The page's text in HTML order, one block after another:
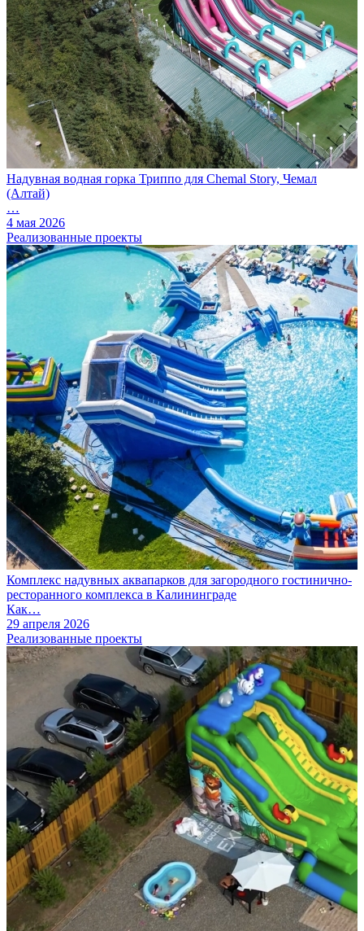
Надувная водная горка Триппо для Chemal Story, Чемал
(Алтай)
…
4 мая 2026
Реализованные проекты
Комплекс надувных аквапарков для загородного гостинично-
ресторанного комплекса в Калининграде
Как…
29 апреля 2026
Реализованные проекты